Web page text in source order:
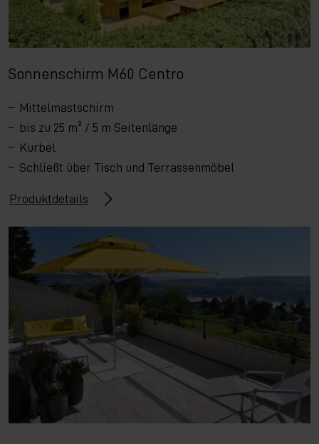
Sonnenschirm M60 Centro
Mittelmastschirm
bis zu 25 m² / 5 m Seitenlänge
Kurbel
Schließt über Tisch und Terrassenmöbel
Produktdetails